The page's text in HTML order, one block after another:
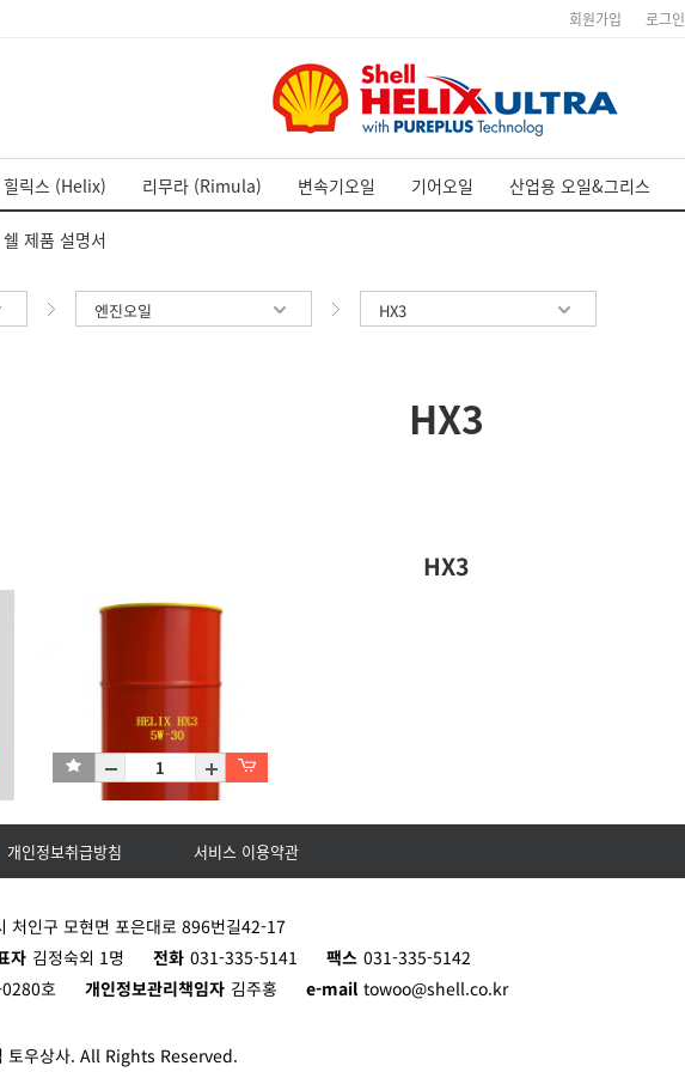
회원가입 로그인
힐릭스 (Helix) 리무라 (Rimula) 변속기오일 기어오일 산업용 오일&그리스
쉘 제품 설명서
엔진오일 HX3
HX3
HX3
Helix HX3 5W-30 (SN)/D200L
D200L
개인정보취급방침 서비스 이용약관
처인구 모현면 포은대로 896번길42-17
자 김정숙외 1명 전화 031-335-5141 팩스 031-335-5142
호 개인정보관리책임자 김주홍 e-mail towoo@shell.co.kr
우상사. All Rights Reserved.